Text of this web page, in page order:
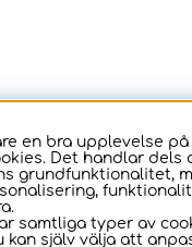
en bra upplevelse på
Det handlar dels
grundfunktionalitet,
samtliga typer av
kan själv välja att